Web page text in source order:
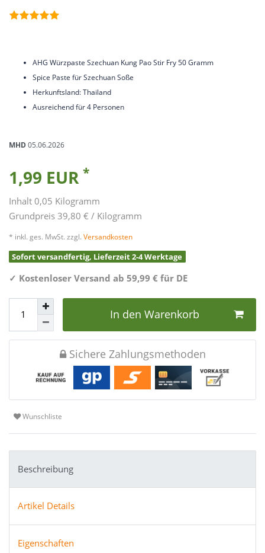
AHG Würzpaste Szechuan Kung Pao Stir Fry 50 Gramm
Spice Paste für Szechuan Soße
Herkunftsland: Thailand
Ausreichend für 4 Personen
MHD05.06.2026
1,99 EUR *
Inhalt0,05 Kilogramm
Grundpreis39,80 € / Kilogramm
* inkl. ges. MwSt. zzgl. Versandkosten
Sofort versandfertig, Lieferzeit 2-4 Werktage
✓ Kostenloser Versand ab 59,99 € für DE
In den Warenkorb
Sichere Zahlungsmethoden
Wunschliste
Beschreibung
Artikel Details
Eigenschaften